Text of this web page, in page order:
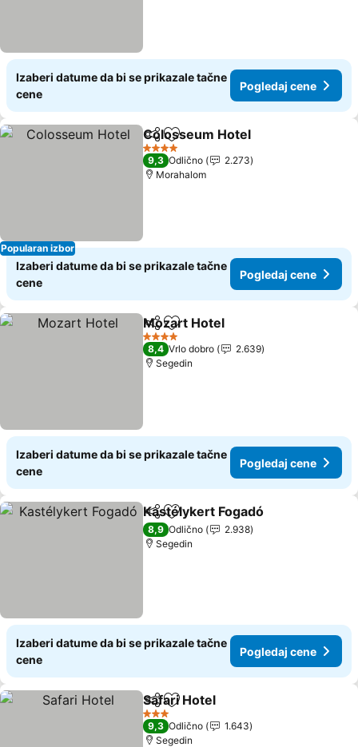
Izaberi datume da bi se prikazale tačne
cene
Pogledaj cene
Popularan izbor
Deli Dodati u favorite
Colosseum Hotel
4 Zvezdice
9,3 Odlično
2.273
Morahalom
Izaberi datume da bi se prikazale tačne
cene
Pogledaj cene
Deli Dodati u favorite
Mozart Hotel
4 Zvezdice
8,4 Vrlo dobro
2.639
Segedin
Izaberi datume da bi se prikazale tačne
cene
Pogledaj cene
Deli Dodati u favorite
Kastélykert Fogadó
8,9 Odlično
2.938
Segedin
Izaberi datume da bi se prikazale tačne
cene
Pogledaj cene
Deli Dodati u favorite
Safari Hotel
3 Zvezdice
9,3 Odlično
1.643
Segedin